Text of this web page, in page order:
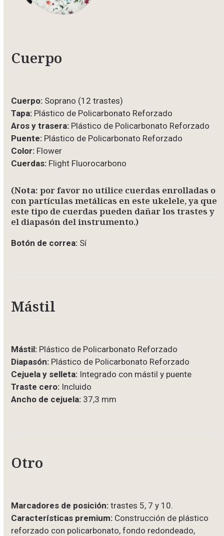
Cuerpo
Cuerpo: Soprano (12 trastes)
Tapa: Plástico de Policarbonato Reforzado
Aros y trasera: Plástico de Policarbonato Reforzado
Puente: Plástico de Policarbonato Reforzado
Color: Flower
Cuerdas: Flight Fluorocarbono
(Nota: por favor no utilice cuerdas enrolladas o
con partículas metálicas en este ukelele, ya que
este tipo de cuerdas pueden dañar los trastes y
el diapasón del instrumento.)
Botón de correa: Sí
Mástil
Mástil: Plástico de Policarbonato Reforzado
Diapasón: Plástico de Policarbonato Reforzado
Cejuela y selleta: Integrado con mástil y puente
Traste cero: Incluido
Ancho de cejuela: 37,3 mm
Otro
Marcadores de posición: trastes 5, 7 y 10.
Características premium: Construcción de plástico
reforzado con policarbonato, fondo redondeado,